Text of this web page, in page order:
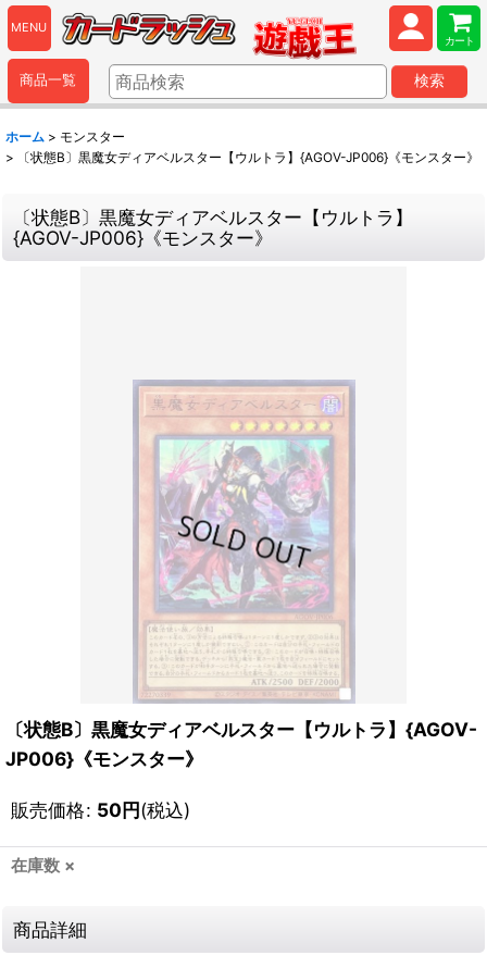
MENU
カート
商品一覧 検索
ホーム > モンスター
>
〔状態B〕黒魔女ディアベルスター【ウルトラ】{AGOV-JP006}《モンスター》
〔状態B〕黒魔女ディアベルスター【ウルトラ】
{AGOV-JP006}《モンスター》
〔状態B〕黒魔女ディアベルスター【ウルトラ】{AGOV-
JP006}《モンスター》
販売価格: 50円(税込)
在庫数 ×
商品詳細